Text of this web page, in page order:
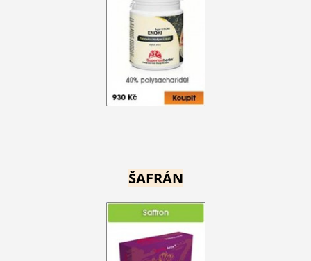
ŠAFRÁN